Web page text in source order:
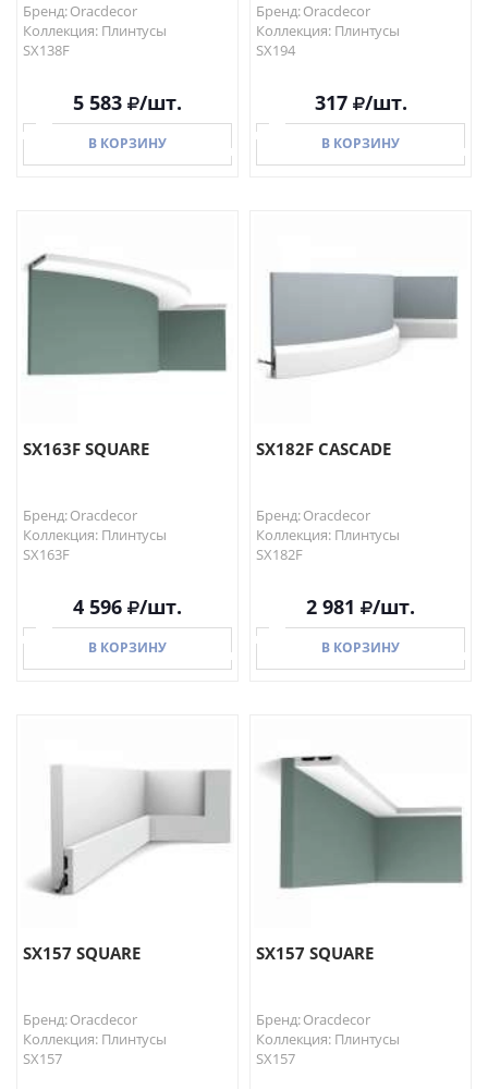
Бренд: Oracdecor
Коллекция: Плинтусы
SX138F
5 583 /шт.
В КОРЗИНУ
В КОРЗИНУ
Бренд: Oracdecor
Коллекция: Плинтусы
SX194
317 /шт.
В КОРЗИНУ
SX163F SQUARE
Бренд: Oracdecor
Коллекция: Плинтусы
SX163F
4 596 /шт.
В КОРЗИНУ
В КОРЗИНУ
SX182F CASCADE
Бренд: Oracdecor
Коллекция: Плинтусы
SX182F
2 981 /шт.
В КОРЗИНУ
В КОРЗИНУ
SX157 SQUARE
Бренд: Oracdecor
Коллекция: Плинтусы
SX157
SX157 SQUARE
Бренд: Oracdecor
Коллекция: Плинтусы
SX157